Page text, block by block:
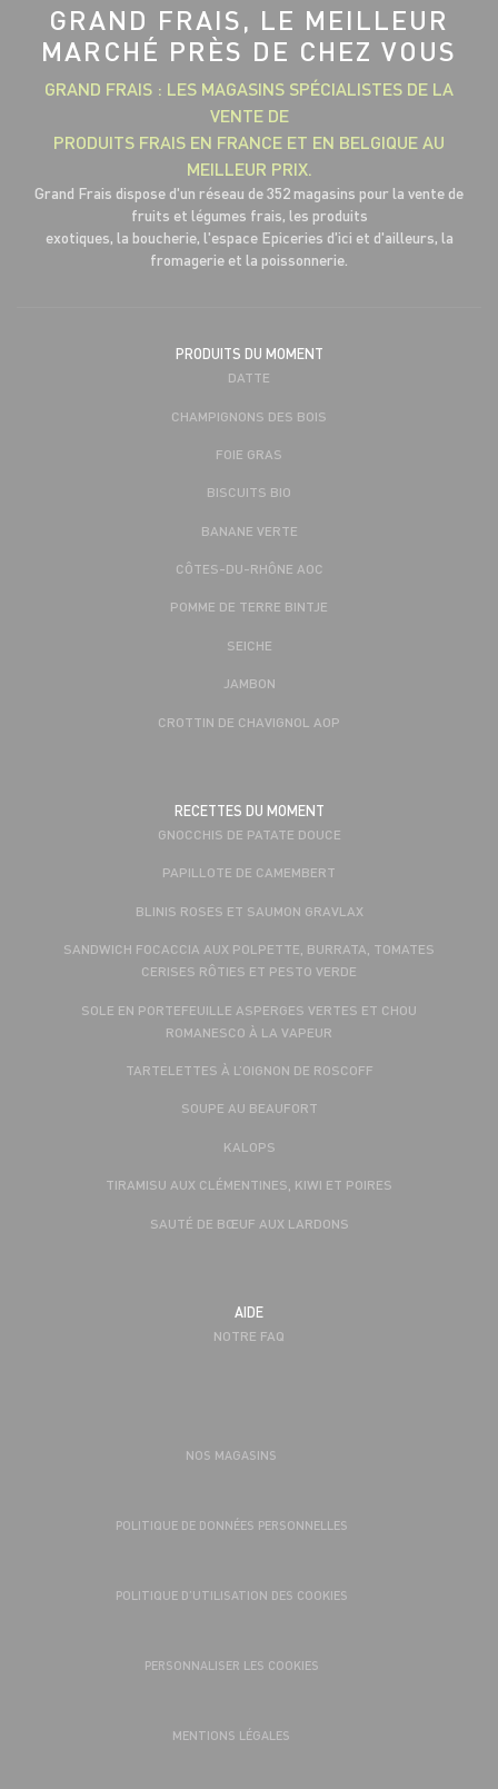
GRAND FRAIS, LE MEILLEUR
MARCHÉ PRÈS DE CHEZ VOUS
GRAND FRAIS : LES MAGASINS SPÉCIALISTES DE LA
VENTE DE
PRODUITS FRAIS EN FRANCE ET EN BELGIQUE AU
MEILLEUR PRIX.
Grand Frais dispose d'un réseau de 352 magasins pour la vente de
fruits et légumes frais, les produits
exotiques, la boucherie, l'espace Epiceries d'ici et d'ailleurs, la
fromagerie et la poissonnerie.
PRODUITS DU MOMENT
DATTE
CHAMPIGNONS DES BOIS
FOIE GRAS
BISCUITS BIO
BANANE VERTE
CÔTES-DU-RHÔNE AOC
POMME DE TERRE BINTJE
SEICHE
JAMBON
CROTTIN DE CHAVIGNOL AOP
RECETTES DU MOMENT
GNOCCHIS DE PATATE DOUCE
PAPILLOTE DE CAMEMBERT
BLINIS ROSES ET SAUMON GRAVLAX
SANDWICH FOCACCIA AUX POLPETTE, BURRATA, TOMATES
CERISES RÔTIES ET PESTO VERDE
SOLE EN PORTEFEUILLE ASPERGES VERTES ET CHOU
ROMANESCO À LA VAPEUR
TARTELETTES À L’OIGNON DE ROSCOFF
SOUPE AU BEAUFORT
KALOPS
TIRAMISU AUX CLÉMENTINES, KIWI ET POIRES
SAUTÉ DE BŒUF AUX LARDONS
AIDE
NOTRE FAQ
NOS MAGASINS
POLITIQUE DE DONNÉES PERSONNELLES
POLITIQUE D’UTILISATION DES COOKIES
PERSONNALISER LES COOKIES
MENTIONS LÉGALES